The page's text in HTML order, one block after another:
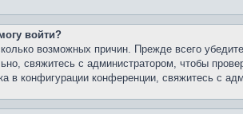
войти?
возможных причин. Прежде всего
свяжитесь с администратором, чтобы
в конфигурации конференции, свяжитесь с